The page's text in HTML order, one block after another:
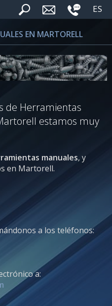
ES
EN MARTORELL
de Herramientas
estamos muy
manuales, y
en Martorell.
a los teléfonos:
a: